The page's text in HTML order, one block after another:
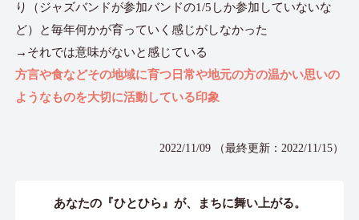
り（ジャズバンドが参加バンドの1/5しか参加していないな
ど）と毎年何かが育っていく感じがしなかった
→それでは意味がないと感じている
方言や食などその地域に育つ日常や地元の方の温かい思いの
ようなものを大切に活動している印象
2022/11/09 （最終更新：2022/11/15）
あなたの『ひとひら』が、まちに舞い上がる。